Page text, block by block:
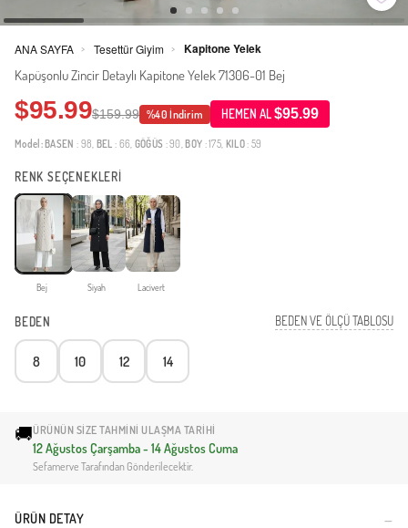
ANA SAYFA > Tesettür Giyim > Kapitone Yelek
Kapüşonlu Zincir Detaylı Kapitone Yelek 71306-01 Bej
$95.99$159.99 %40 İndirim HEMEN AL$95.99
Model: BASEN : 98, BEL : 66, GÖĞÜS : 90, BOY : 175, KILO: 59
RENK SEÇENEKLERİ
Bej Siyah Lacivert
BEDEN BEDEN VE ÖLÇÜ TABLOSU
8 10 12 14
🚚ÜRÜNÜN SIZE TAHMINI ULAŞMA TARIHI
12 Ağustos Çarşamba - 14 Ağustos Cuma
Sefamerve Tarafından Gönderilecektir.
ÜRÜN DETAY